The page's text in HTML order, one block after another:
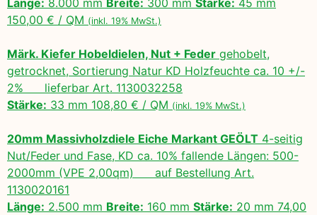
150,00 € / QM (inkl. 19% MwSt.)
Märk. Kiefer Hobeldielen, Nut + Feder gehobelt,
getrocknet, Sortierung Natur KD Holzfeuchte ca. 10 +/-
2% lieferbar Art. 1130032258
Stärke: 33 mm 108,80 € / QM (inkl. 19% MwSt.)
20mm Massivholzdiele Eiche Markant GEÖLT 4-seitig
Nut/Feder und Fase, KD ca. 10% fallende Längen: 500-
2000mm (VPE 2,00qm) auf Bestellung Art.
1130020161
Länge: 2.500 mm Breite: 160 mm Stärke: 20 mm 74,00